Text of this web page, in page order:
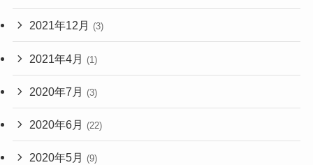
2021年12月 (3)
2021年4月 (1)
2020年7月 (3)
2020年6月 (22)
2020年5月 (9)